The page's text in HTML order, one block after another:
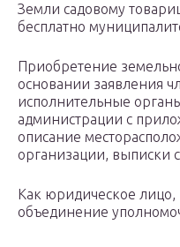
Земли садовому
бесплатно
Приобретение
основании заявления
исполнительные
администрации с
описание
организации, выписки
Как юридическое
объединение